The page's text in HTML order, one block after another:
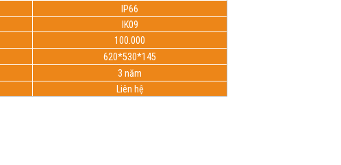
IP66
IK09
100.000
620*530*145
3 năm
Liên hệ